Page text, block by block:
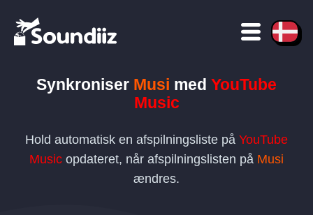
Synkroniser Musi med YouTube
Music
Hold automatisk en afspilningsliste på YouTube
Music opdateret, når afspilningslisten på Musi
ændres.